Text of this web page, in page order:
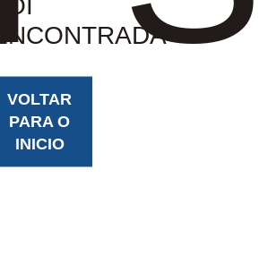
VOLTAR
PARA O
INICIO